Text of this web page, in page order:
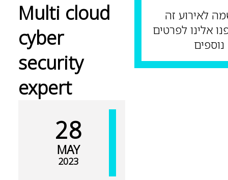
Multi cloud
cyber
security
expert
28
MAY
2023
זה
לפרטים